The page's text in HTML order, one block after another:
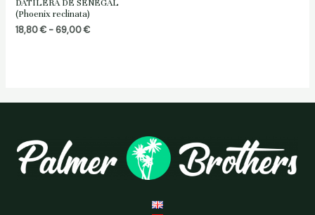
DATILERA DE SENEGAL
(Phoenix reclinata)
18,80€ - 69,00€Rango